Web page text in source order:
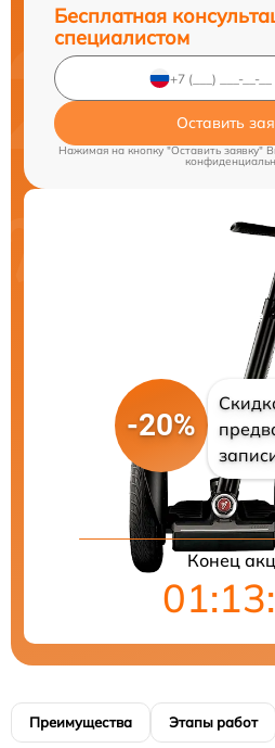
Бесплатная
специалистом
Оставить
Нажимая на кнопку "Оставить заявку"
-20%
Конец
Преимущества Этапы работ